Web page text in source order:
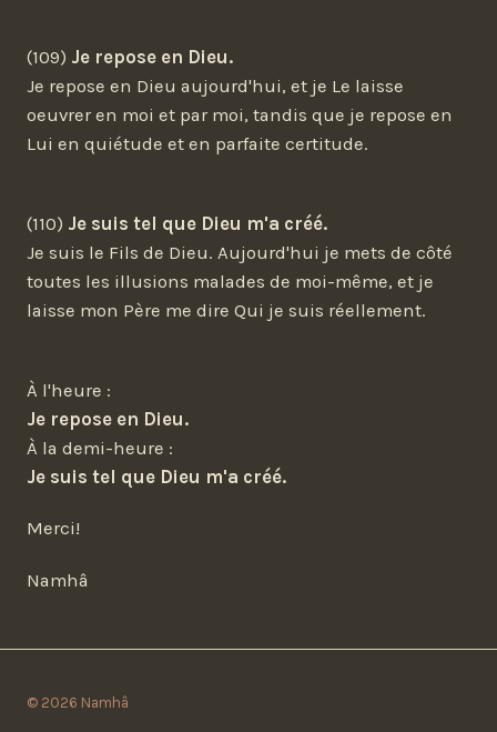
(109) Je repose en Dieu.
Je repose en Dieu aujourd'hui, et je Le laisse
oeuvrer en moi et par moi, tandis que je repose en
Lui en quiétude et en parfaite certitude.
(110) Je suis tel que Dieu m'a créé.
Je suis le Fils de Dieu. Aujourd'hui je mets de côté
toutes les illusions malades de moi-même, et je
laisse mon Père me dire Qui je suis réellement.
À l'heure :
Je repose en Dieu.
À la demi-heure :
Je suis tel que Dieu m'a créé.
Merci!
Namhâ
© 2026 Namhâ